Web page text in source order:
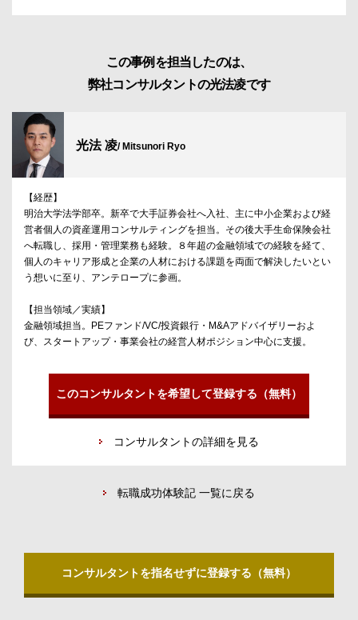
この事例を担当したのは、
弊社コンサルタントの光法凌です
光法 凌/ Mitsunori Ryo
【経歴】
明治大学法学部卒。新卒で大手証券会社へ入社、主に中小企業および経
営者個人の資産運用コンサルティングを担当。その後大手生命保険会社
へ転職し、採用・管理業務も経験。８年超の金融領域での経験を経て、
個人のキャリア形成と企業の人材における課題を両面で解決したいとい
う想いに至り、アンテロープに参画。
【担当領域／実績】
金融領域担当。PEファンド/VC/投資銀行・M&Aアドバイザリーおよ
び、スタートアップ・事業会社の経営人材ポジション中心に支援。
このコンサルタントを希望して登録する（無料）
コンサルタントの詳細を見る
転職成功体験記 一覧に戻る
コンサルタントを指名せずに登録する（無料）